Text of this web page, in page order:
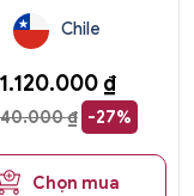
Chile
₫ -27%
1.120.000 ₫
Chọn mua